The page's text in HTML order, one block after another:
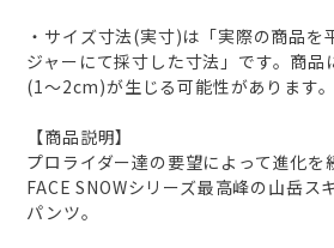
・サイズ寸法(実寸)は「実際の商品を
ジャーにて採寸した寸法」です。商品
(1～2cm)が生じる可能性があります。
【商品説明】
プロライダー達の要望によって進化
FACE SNOWシリーズ最高峰の山岳ス
パンツ。